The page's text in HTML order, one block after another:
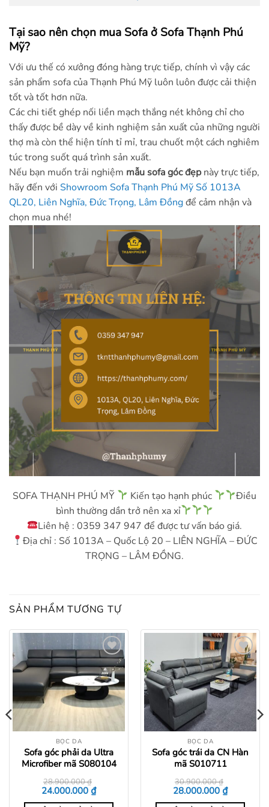
Tại sao nên chọn mua Sofa ở Sofa Thạnh Phú
Mỹ?
Với ưu thế có xưởng đóng hàng trực tiếp, chính vì vậy các
sản phẩm sofa của Thạnh Phú Mỹ luôn luôn được cải thiện
tốt và tốt hơn nữa.
Các chi tiết ghép nối liền mạch thắng nét không chỉ cho
thấy được bề dày về kinh nghiệm sản xuất của những người
thợ mà còn thể hiện tính tỉ mỉ, trau chuốt một cách nghiêm
túc trong suốt quá trình sản xuất.
Nếu bạn muốn trải nghiệm mẫu sofa góc đẹpnày trực tiếp,
hãy đến với Showroom Sofa Thạnh Phú Mỹ Số 1013A
QL20, Liên Nghĩa, Đức Trọng, Lâm Đồngđể cảm nhận và
chọn mua nhé!
SOFA THẠNH PHÚ MỸ Kiến tạo hạnh phúc
Điều
bình thường dần trở nên xa xỉ
Liên hệ : 0359 347 947 để được tư vấn báo giá.
Địa chỉ : Số 1013A – Quốc Lộ 20 – LIÊN NGHĨA – ĐỨC
TRỌNG – LÂM ĐỒNG.
SẢN PHẨM TƯƠNG TỰ
Add to
wishlist
BỌC DA
Sofa góc phải da Ultra
Microfiber mã S080104
28.900.000₫
Giá
gốc
24.000.000 ₫Giá
hiện
Add to
wishlist
BỌC DA
Sofa góc trái da CN Hàn
mã S010711
30.900.000₫
Giá
gốc
28.000.000 ₫Giá
hiện